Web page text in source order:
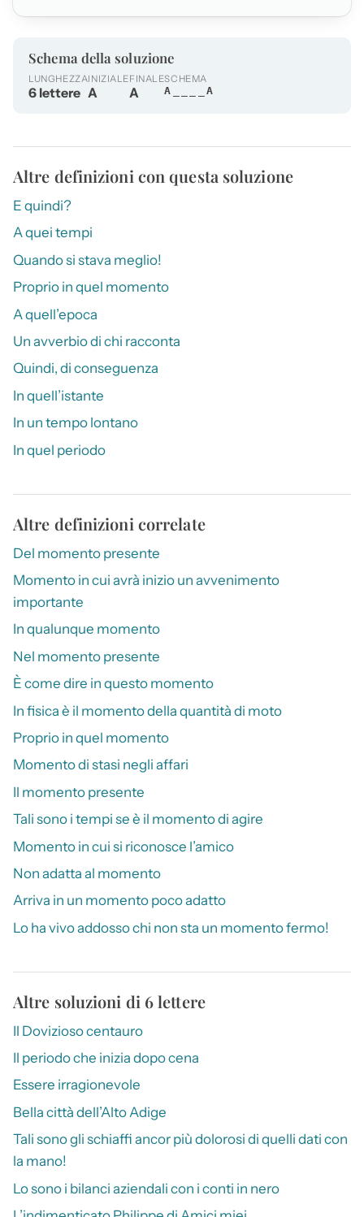
Schema della soluzione
LUNGHEZZA
6 lettere
INIZIALE
A
FINALE
A
SCHEMA
A____A
Altre definizioni con questa soluzione
E quindi?
A quei tempi
Quando si stava meglio!
Proprio in quel momento
A quell’epoca
Un avverbio di chi racconta
Quindi, di conseguenza
In quell’istante
In un tempo lontano
In quel periodo
Altre definizioni correlate
Del momento presente
Momento in cui avrà inizio un avvenimento
importante
In qualunque momento
Nel momento presente
È come dire in questo momento
In fisica è il momento della quantità di moto
Proprio in quel momento
Momento di stasi negli affari
Il momento presente
Tali sono i tempi se è il momento di agire
Momento in cui si riconosce l’amico
Non adatta al momento
Arriva in un momento poco adatto
Lo ha vivo addosso chi non sta un momento fermo!
Altre soluzioni di 6 lettere
Il Dovizioso centauro
Il periodo che inizia dopo cena
Essere irragionevole
Bella città dell’Alto Adige
Tali sono gli schiaffi ancor più dolorosi di quelli dati con
la mano!
Lo sono i bilanci aziendali con i conti in nero